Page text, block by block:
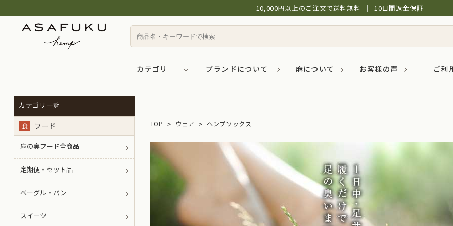
10,000円以上のご注文で送料無料 │ 10日間返金保証
カテゴリ ブランドについて 麻について お客様の声 ご利
TOP ウェア ヘンプソックス
カテゴリ一覧
食 フード
麻の実フード全商品
定期便・セット品
ベーグル・パン
スイーツ